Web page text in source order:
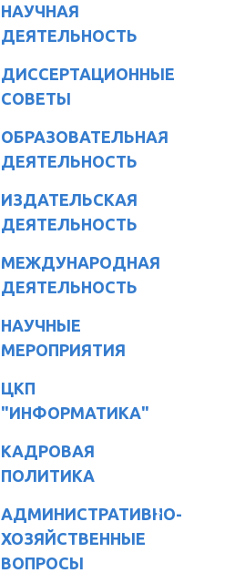
НАУЧНАЯ
ДЕЯТЕЛЬНОСТЬ
ДИССЕРТАЦИОННЫЕ
СОВЕТЫ
ОБРАЗОВАТЕЛЬНАЯ
ДЕЯТЕЛЬНОСТЬ
ИЗДАТЕЛЬСКАЯ
ДЕЯТЕЛЬНОСТЬ
МЕЖДУНАРОДНАЯ
ДЕЯТЕЛЬНОСТЬ
НАУЧНЫЕ
МЕРОПРИЯТИЯ
ЦКП
"ИНФОРМАТИКА"
КАДРОВАЯ
ПОЛИТИКА
АДМИНИСТРАТИВНО-
ХОЗЯЙСТВЕННЫЕ
ВОПРОСЫ